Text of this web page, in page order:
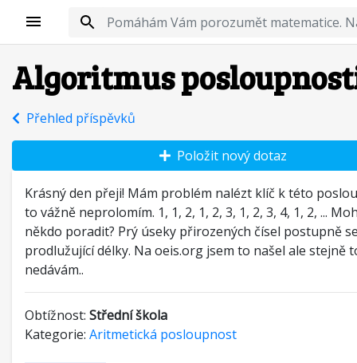
Algoritmus
Přehled příspěvků
Krásný den přeji! Mám problém nalézt klíč k této
to vážně neprolomím. 1, 1, 2, 1, 2, 3, 1, 2, 3, 4, 1, 2, ...
někdo poradit? Prý úseky přirozených čísel postupně
prodlužující délky. Na oeis.org jsem to našel ale stejně
nedávám..
Obtížnost: Střední škola
Kategorie: Aritmetická posloupnost
Položit nový dotaz